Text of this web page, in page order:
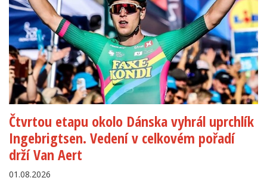
Čtvrtou etapu okolo Dánska vyhrál uprchlík
Ingebrigtsen. Vedení v celkovém pořadí
drží Van Aert
01.08.2026